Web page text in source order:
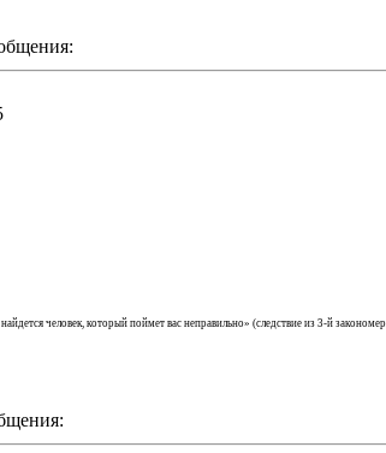
найдется человек, который поймет вас неправильно» (cледствие из 3-й